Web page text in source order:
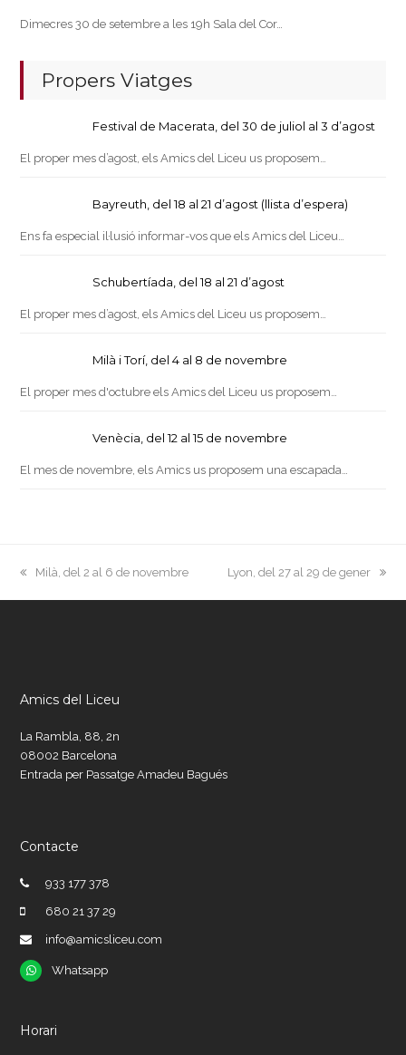
Dimecres 30 de setembre a les 19h Sala del Cor…
Propers Viatges
Festival de Macerata, del 30 de juliol al 3 d’agost
El proper mes d’agost, els Amics del Liceu us proposem…
Bayreuth, del 18 al 21 d’agost (llista d’espera)
Ens fa especial il·lusió informar-vos que els Amics del Liceu…
Schubertíada, del 18 al 21 d’agost
El proper mes d’agost, els Amics del Liceu us proposem…
Milà i Torí, del 4 al 8 de novembre
El proper mes d'octubre els Amics del Liceu us proposem…
Venècia, del 12 al 15 de novembre
El mes de novembre, els Amics us proposem una escapada…
previous
Milà, del 2 al 6 de novembre
next
Lyon, del 27 al 29 de gener
Amics del Liceu
La Rambla, 88, 2n
08002 Barcelona
Entrada per Passatge Amadeu Bagués
Contacte
933 177 378
680 21 37 29
info@amicsliceu.com
Whatsapp
Whatsapp
Horari